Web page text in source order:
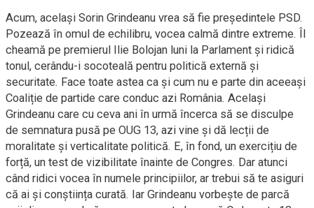
Acum, același Sorin Grindeanu vrea să fie președintele PSD.
Pozează în omul de echilibru, vocea calmă dintre extreme. Îl
cheamă pe premierul Ilie Bolojan luni la Parlament și ridică
tonul, cerându-i socoteală pentru politică externă și
securitate. Face toate astea ca și cum nu e parte din aceeași
Coaliție de partide care conduc azi România. Același
Grindeanu care cu ceva ani în urmă încerca să se disculpe
de semnatura pusă pe OUG 13, azi vine și dă lecții de
moralitate și verticalitate politică. E, în fond, un exercițiu de
forță, un test de vizibilitate înainte de Congres. Dar atunci
când ridici vocea în numele principiilor, ar trebui să te asiguri
că ai și conștiința curată. Iar Grindeanu vorbește de parcă